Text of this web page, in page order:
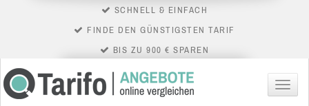
SCHNELL & EINFACH
FINDE DEN GÜNSTIGSTEN TARIF
BIS ZU 900 € SPAREN
Menü